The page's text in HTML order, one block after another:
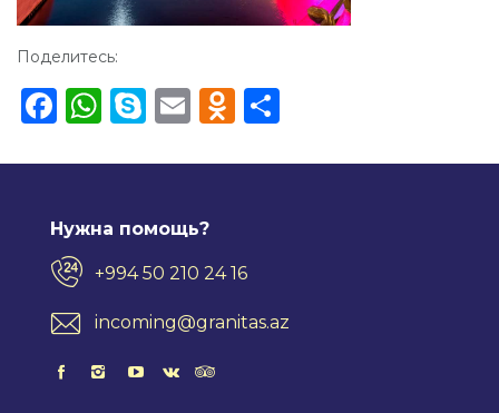
Поделитесь:
Facebook
WhatsApp
Skype
EmailOdnoklassniki
Нужна помощь?
+994 50 210 24 16
incoming@granitas.az